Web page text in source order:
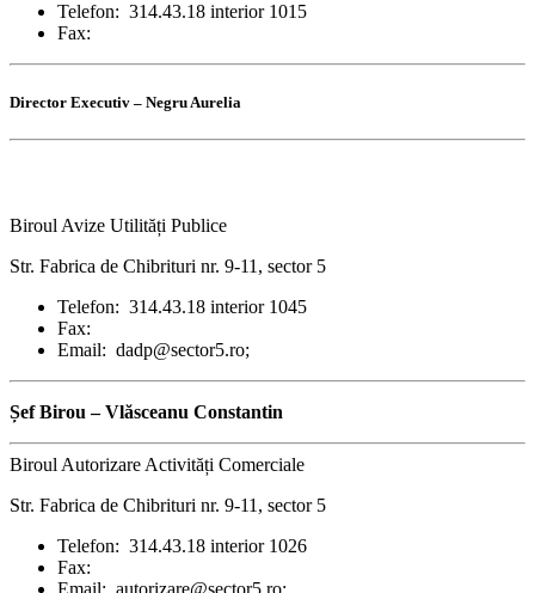
Telefon: 314.43.18 interior 1015
Fax:
Director Executiv – Negru Aurelia
Biroul Avize Utilități Publice
Str. Fabrica de Chibrituri nr. 9-11, sector 5
Telefon: 314.43.18 interior 1045
Fax:
Email: dadp@sector5.ro;
Șef Birou –Vlăsceanu Constantin
Biroul Autorizare Activități Comerciale
Str. Fabrica de Chibrituri nr. 9-11, sector 5
Telefon: 314.43.18 interior 1026
Fax:
Email: autorizare@sector5.ro;